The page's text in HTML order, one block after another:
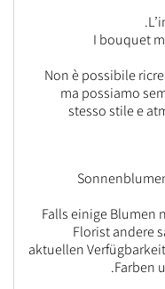
I bouquet
Non è possibile
ma possiamo
stesso stile e
Falls einige Blumen
Florist andere
aktuellen
Farben